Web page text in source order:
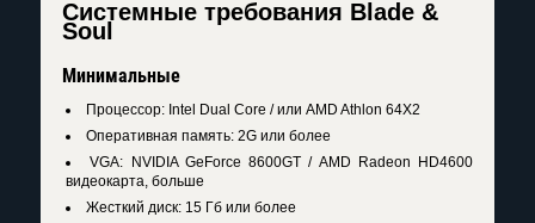
Системные требования Blade &
Soul
Минимальные
Процессор: Intel Dual Core / или AMD Athlon 64X2
Оперативная память: 2G или более
VGA: NVIDIA GeForce 8600GT / AMD Radeon HD4600
видеокарта, больше
Жесткий диск: 15 Гб или более